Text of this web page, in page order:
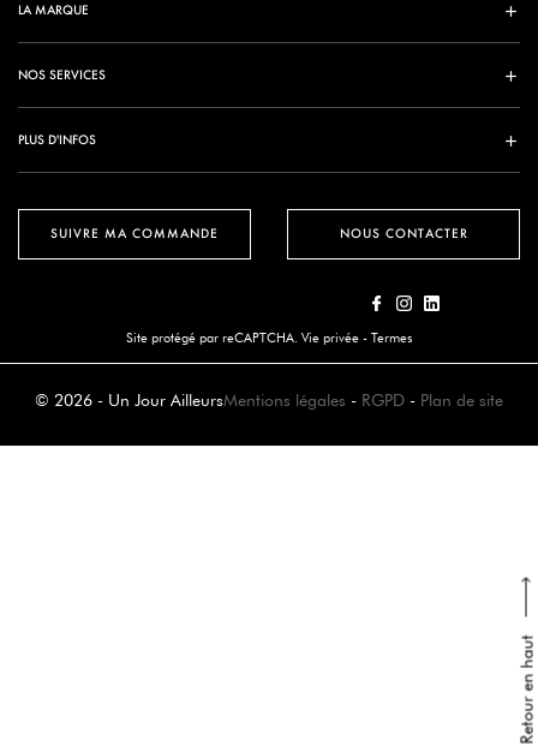
Retour en haut
SUIVRE MA COMMANDE
LA MARQUE
NOS SERVICES
PLUS D'INFOS
NOUS CONTACTER
Site protégé par reCAPTCHA. Vie privée - Termes
© 2026 - Un Jour AilleursMentions légales - RGPD - Plan de site